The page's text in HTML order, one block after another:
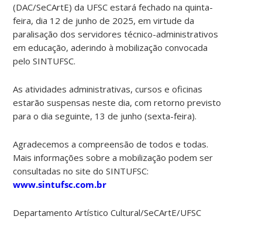
(DAC/SeCArtE) da UFSC estará fechado na quinta-
feira, dia 12 de junho de 2025, em virtude da
paralisação dos servidores técnico-administrativos
em educação, aderindo à mobilização convocada
pelo SINTUFSC.
As atividades administrativas, cursos e oficinas
estarão suspensas neste dia, com retorno previsto
para o dia seguinte, 13 de junho (sexta-feira).
Agradecemos a compreensão de todos e todas.
Mais informações sobre a mobilização podem ser
consultadas no site do SINTUFSC:
www.sintufsc.com.br
Departamento Artístico Cultural/SeCArtE/UFSC